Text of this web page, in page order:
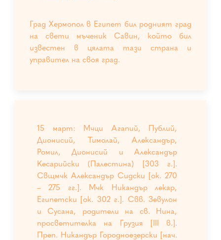
Град Хермопол в Египет бил родният град
на свети мъченик Савин, който бил
известен в цялата тази страна и
управител на своя град.
15 март: Мчци Агапий, Публий,
Дионисий, Тимолай, Александър,
Ромил, Дионисий и Александър
Кесарийски (Палестина) [303 г.].
Свщмчк Александър Сидски [ок. 270
– 275 гг.]. Мчк Никандър лекар,
Египетски [ок. 302 г.]. Свв. Зевулон
и Сусана, родители на св. Нина,
просветителка на Грузия [III в.].
Преп. Никандър Городноезерски [нач.